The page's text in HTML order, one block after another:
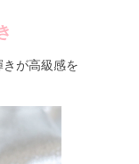
が高級感を